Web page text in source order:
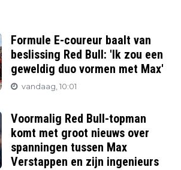
Formule E-coureur baalt van
beslissing Red Bull: 'Ik zou een
geweldig duo vormen met Max'
vandaag, 10:01
Voormalig Red Bull-topman
komt met groot nieuws over
spanningen tussen Max
Verstappen en zijn ingenieurs